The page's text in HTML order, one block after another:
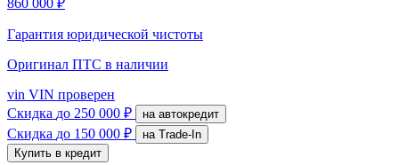
Гарантия юридической чистоты
Оригинал ПТС в наличии
vin VIN проверен
Скидка до 250 000 ₽ на автокредит
Скидка до 150 000 ₽
на Trade-In
Купить в кредит